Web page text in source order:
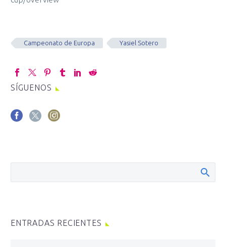
Campeonato de Europa Yasiel Sotero
SÍGUENOS
ENTRADAS RECIENTES